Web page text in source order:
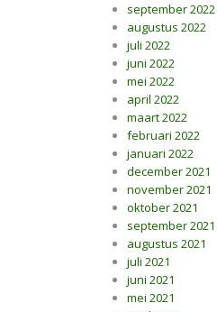
september 2022
augustus 2022
juli 2022
juni 2022
mei 2022
april 2022
maart 2022
februari 2022
januari 2022
december 2021
november 2021
oktober 2021
september 2021
augustus 2021
juli 2021
juni 2021
mei 2021